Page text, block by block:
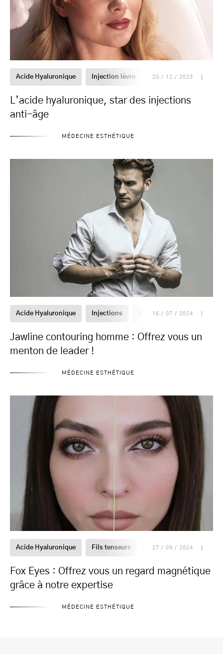
Acide Hyaluronique Injection lèvre Injections
20 / 12 / 2023
L’acide hyaluronique, star des injections
anti-âge
MÉDECINE ESTHÉTIQUE
Acide Hyaluronique Injections Injections visage
16 / 07 / 2024
Jawline contouring homme : Offrez vous un
menton de leader !
MÉDECINE ESTHÉTIQUE
Acide Hyaluronique Fils tenseurs Fox Eyes Injections
27 / 09 / 2024
Fox Eyes : Offrez vous un regard magnétique
grâce à notre expertise
MÉDECINE ESTHÉTIQUE